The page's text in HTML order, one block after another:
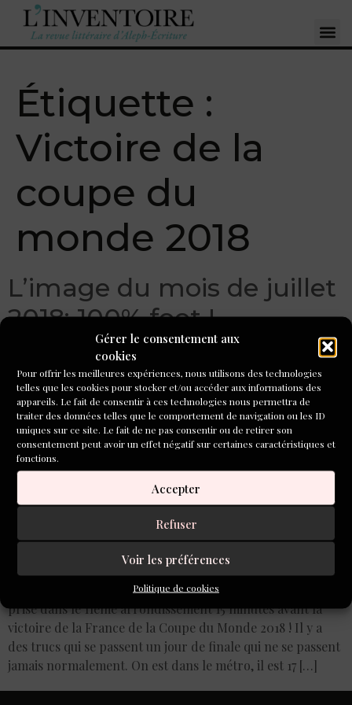
Gérer le consentement aux
cookies
Pour offrir les meilleures expériences, nous utilisons des technologies
telles que les cookies pour stocker et/ou accéder aux informations des
appareils. Le fait de consentir à ces technologies nous permettra de
traiter des données telles que le comportement de navigation ou les ID
uniques sur ce site. Le fait de ne pas consentir ou de retirer son
consentement peut avoir un effet négatif sur certaines caractéristiques et
fonctions.
Accepter
Refuser
Voir les préférences
Politique de cookies
Étiquette :
Victoire de la
coupe du
monde 2018
L’image du mois de juillet
2018: 100% foot !
Pour célébrer ce moment de liesse nationale, cette photo
prise dans le 11ème arrondissement 15 minutes avant la
victoire de la France de la Coupe du Monde 2018 ! Il y a
des trucs qui se passent un jour de finale qui ne se passent
jamais normalement. On est dans le métro, il est 17 […]